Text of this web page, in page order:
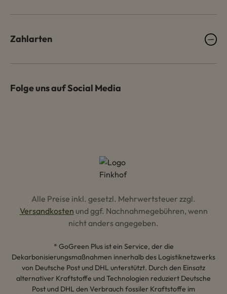
Zahlarten
Folge uns auf Social Media
Alle Preise inkl. gesetzl. Mehrwertsteuer zzgl.
Versandkosten und ggf. Nachnahmegebühren, wenn
nicht anders angegeben.
* GoGreen Plus ist ein Service, der die
Dekarbonisierungsmaßnahmen innerhalb des Logistiknetzwerks
von Deutsche Post und DHL unterstützt. Durch den Einsatz
alternativer Kraftstoffe und Technologien reduziert Deutsche
Post und DHL den Verbrauch fossiler Kraftstoffe im